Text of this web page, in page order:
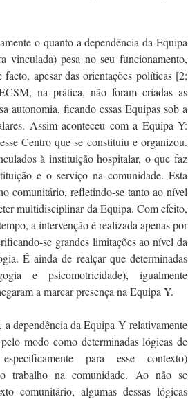
o quanto a dependência da Equipa
vinculada) pesa no seu funcionamento,
apesar das orientações políticas [2;
na prática, não foram criadas as
autonomia, ficando essas Equipas sob a
Assim aconteceu com a Equipa Y:
Centro que se constituiu e organizou.
à instituição hospitalar, o que faz
e o serviço na comunidade. Esta
comunitário, refletindo-se tanto ao nível
multidisciplinar da Equipa. Com efeito,
a intervenção é realizada apenas por
se grandes limitações ao nível da
É ainda de realçar que determinadas
e psicomotricidade), igualmente
a marcar presença na Equipa Y.
a dependência da Equipa Y relativamente
modo como determinadas lógicas de
especificamente para esse contexto)
trabalho na comunidade. Ao não se
comunitário, algumas dessas lógicas